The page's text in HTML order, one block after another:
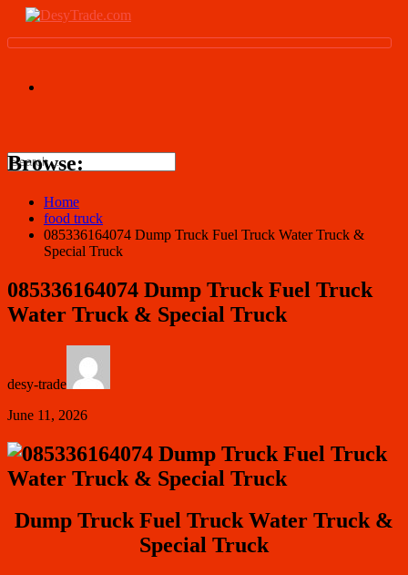
Browse:
Home
food truck
085336164074 Dump Truck Fuel Truck Water Truck &
Special Truck
085336164074 Dump Truck Fuel Truck
Water Truck & Special Truck
desy-trade
June 11, 2026
Dump Truck Fuel Truck Water Truck &
Special Truck